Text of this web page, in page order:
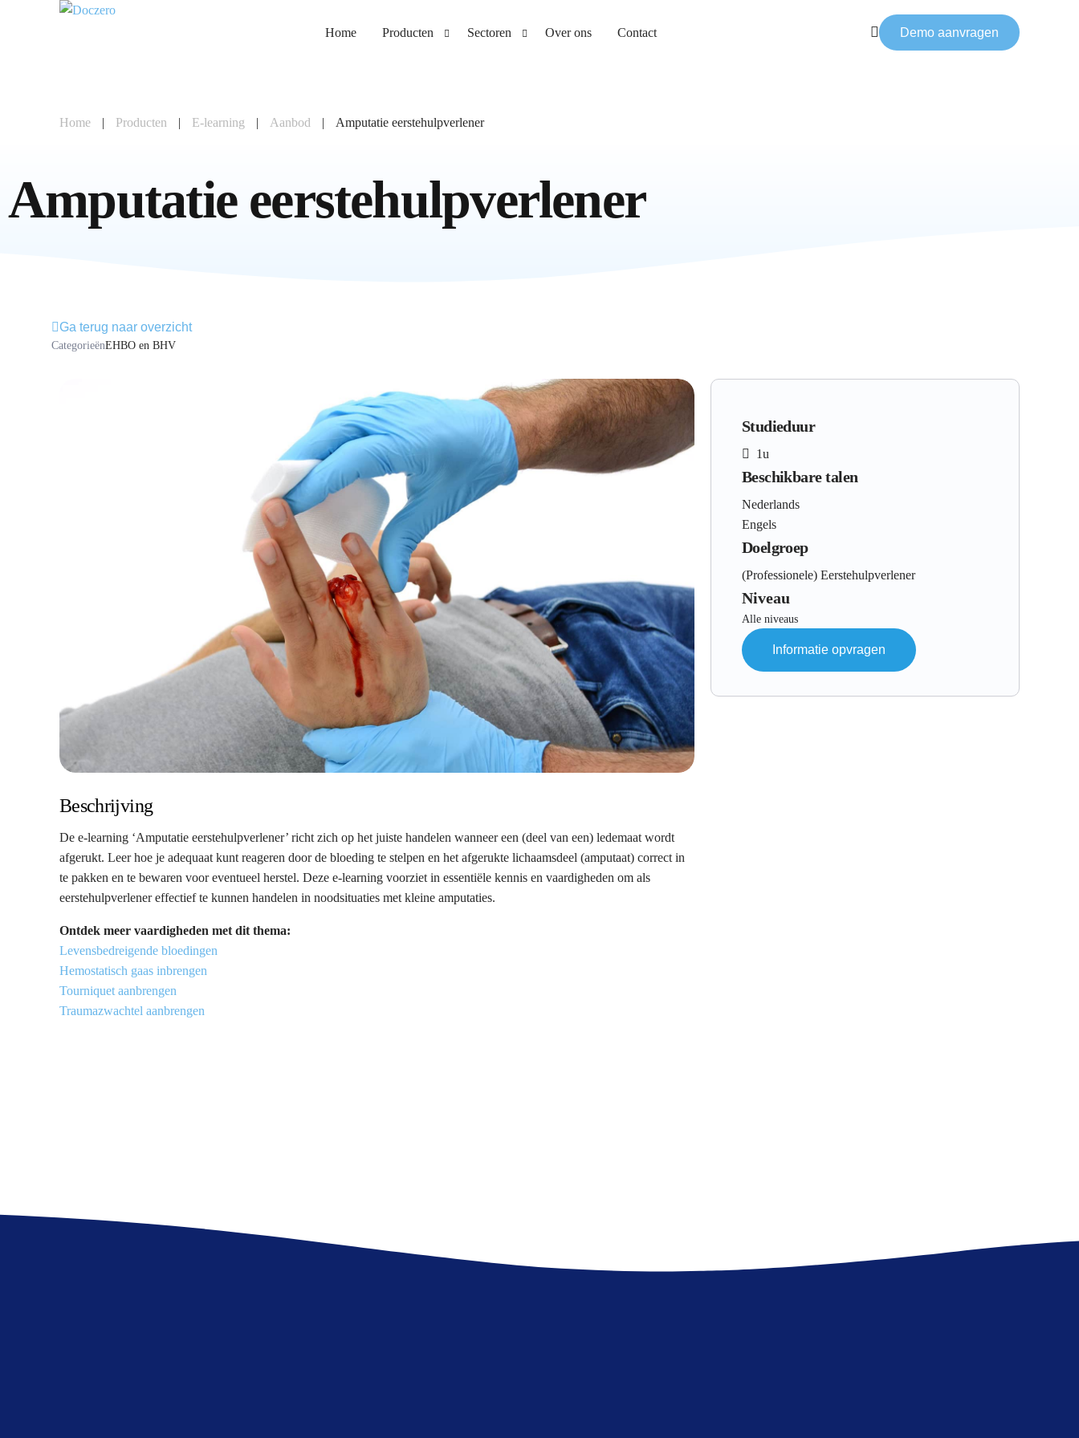
Home Producten
Assessment tool
Development tool
Sectoren
Gehandicaptenzorg
Over ons Contact Demo aanvragen
Home | Producten | E-learning | Aanbod | Amputatie eerstehulpverlener
Amputatie eerstehulpverlener
Ga terug naar overzicht
CategorieënEHBO en BHV
Beschrijving
De e-learning ‘Amputatie eerstehulpverlener’ richt zich op het juiste handelen wanneer een (deel van een) ledemaat wordt
afgerukt. Leer hoe je adequaat kunt reageren door de bloeding te stelpen en het afgerukte lichaamsdeel (amputaat) correct in
te pakken en te bewaren voor eventueel herstel. Deze e-learning voorziet in essentiële kennis en vaardigheden om als
eerstehulpverlener effectief te kunnen handelen in noodsituaties met kleine amputaties.
Ontdek meer vaardigheden met dit thema:
Levensbedreigende bloedingen
Hemostatisch gaas inbrengen
Tourniquet aanbrengen
Traumazwachtel aanbrengen
Studieduur
1u
Beschikbare talen
Nederlands
Engels
Doelgroep
(Professionele) Eerstehulpverlener
Niveau
Alle niveaus
Informatie opvragen